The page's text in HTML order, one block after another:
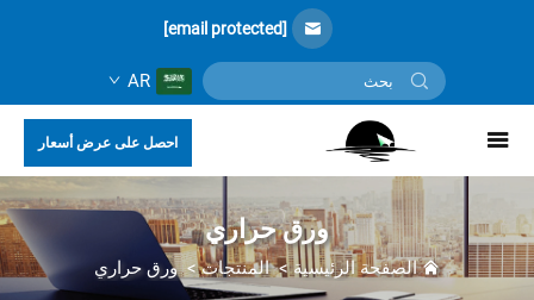
[email protected]
AR
احصل على عرض أسعار
ورق حراري
الصفحة الرئيسية>المنتجات>ورق حراري